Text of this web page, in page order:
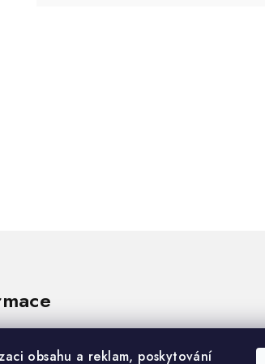
obsahu a reklam, poskytování